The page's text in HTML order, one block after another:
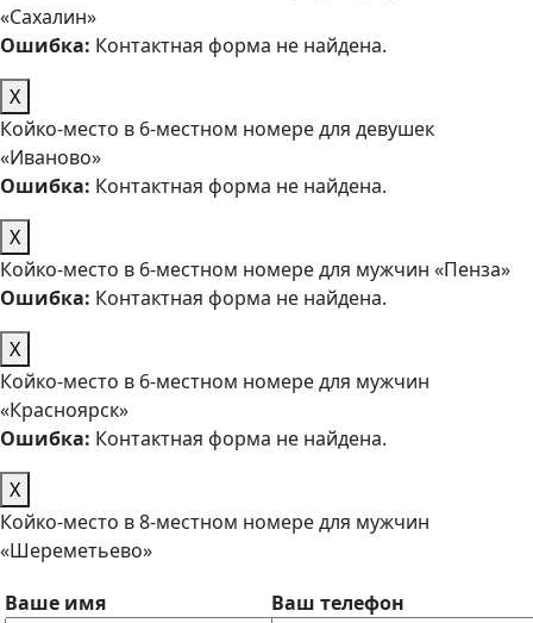
«Сахалин»
Ошибка: Контактная форма не найдена.
X
Койко-место в 6-местном номере для девушек
«Иваново»
Ошибка: Контактная форма не найдена.
X
Койко-место в 6-местном номере для мужчин «Пенза»
Ошибка: Контактная форма не найдена.
X
Койко-место в 6-местном номере для мужчин
«Красноярск»
Ошибка: Контактная форма не найдена.
X
Койко-место в 8-местном номере для мужчин
«Шереметьево»
Ваше имя Ваш телефон